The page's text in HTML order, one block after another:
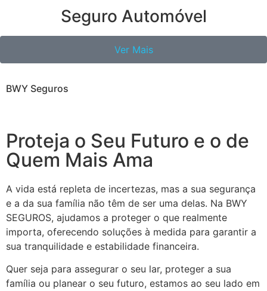
Seguro Automóvel
Ver Mais
BWY Seguros
Proteja o Seu Futuro e o de
Quem Mais Ama
A vida está repleta de incertezas, mas a sua segurança
e a da sua família não têm de ser uma delas. Na BWY
SEGUROS, ajudamos a proteger o que realmente
importa, oferecendo soluções à medida para garantir a
sua tranquilidade e estabilidade financeira.
Quer seja para assegurar o seu lar, proteger a sua
família ou planear o seu futuro, estamos ao seu lado em